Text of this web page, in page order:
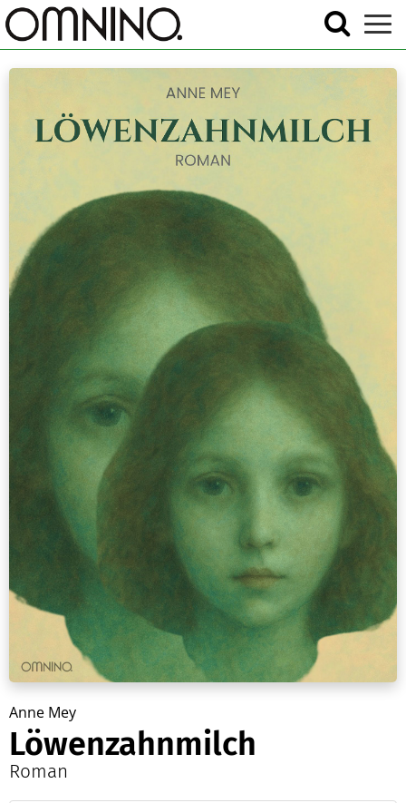
Anne Mey
Löwenzahnmilch
Roman